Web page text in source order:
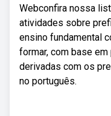
Webconfira nossa
atividades sobre
ensino fundamental
formar, com base
derivadas com os
no português.